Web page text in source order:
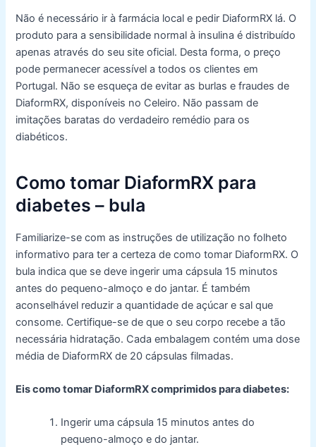
Não é necessário ir à farmácia local e pedir DiaformRX lá. O
produto para a sensibilidade normal à insulina é distribuído
apenas através do seu site oficial. Desta forma, o preço
pode permanecer acessível a todos os clientes em
Portugal. Não se esqueça de evitar as burlas e fraudes de
DiaformRX, disponíveis no Celeiro. Não passam de
imitações baratas do verdadeiro remédio para os
diabéticos.
Como tomar DiaformRX para
diabetes – bula
Familiarize-se com as instruções de utilização no folheto
informativo para ter a certeza de como tomar DiaformRX. O
bula indica que se deve ingerir uma cápsula 15 minutos
antes do pequeno-almoço e do jantar. É também
aconselhável reduzir a quantidade de açúcar e sal que
consome. Certifique-se de que o seu corpo recebe a tão
necessária hidratação. Cada embalagem contém uma dose
média de DiaformRX de 20 cápsulas filmadas.
Eis como tomar DiaformRX comprimidos para diabetes:
Ingerir uma cápsula 15 minutos antes do
pequeno-almoço e do jantar.